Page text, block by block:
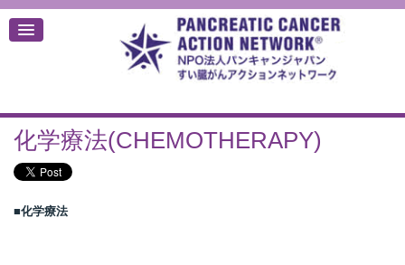
化学療法(CHEMOTHERAPY)
■化学療法